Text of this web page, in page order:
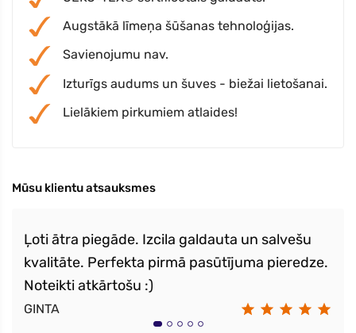
Augstākā līmeņa šūšanas tehnoloģijas.
Savienojumu nav.
Izturīgs audums un šuves - biežai lietošanai.
Lielākiem pirkumiem atlaides!
Mūsu klientu atsauksmes
Ļoti ātra piegāde. Izcila galdauta un salvešu
kvalitāte. Perfekta pirmā pasūtījuma pieredze.
Noteikti atkārtošu :)
GINTA